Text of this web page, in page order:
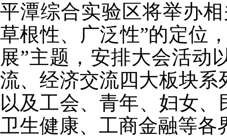
平潭综合实验区将举办
草根性、广泛性”的定位
展”主题，安排大会活动
流、经济交流四大板块
以及工会、青年、妇女
卫生健康、工商金融等各